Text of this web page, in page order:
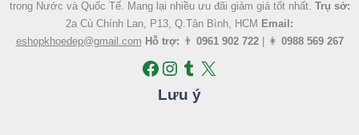
trong Nước và Quốc Tế. Mang lại nhiều ưu đãi giảm giá tốt nhất. Trụ sở:
2a Cù Chính Lan, P13, Q.Tân Bình, HCM Email:
eshopkhoedep@gmail.com Hỗ trợ: 👨 0961 902 722| 👩 0988 569 267
Lưu ý